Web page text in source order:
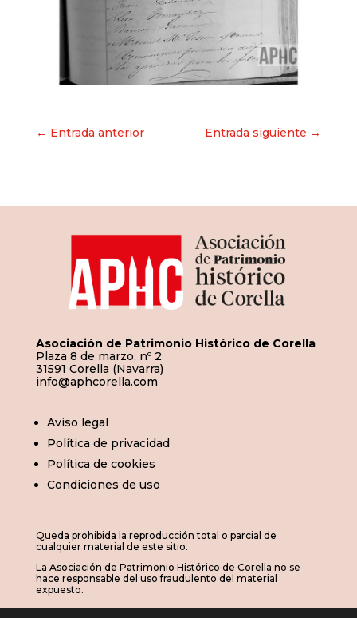
Navegación
← Entrada anterior Entrada siguiente →
Asociación de Patrimonio Histórico de Corella
Plaza 8 de marzo, nº 2
31591 Corella (Navarra)
info@aphcorella.com
Aviso legal
Política de privacidad
Política de cookies
Condiciones de uso
Queda prohibida la reproducción total o parcial de
cualquier material de este sitio.
La Asociación de Patrimonio Histórico de Corella no se
hace responsable del uso fraudulento del material
expuesto.